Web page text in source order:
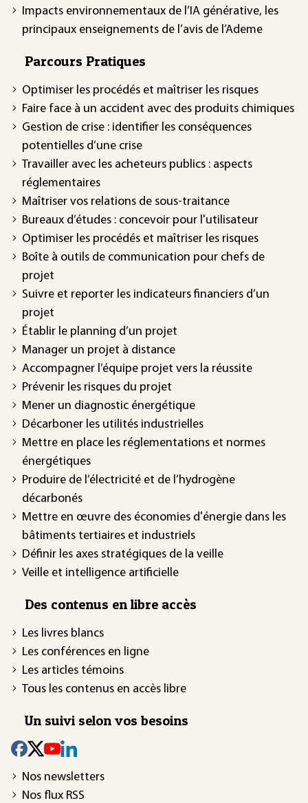
Impacts environnementaux de l’IA générative, les
principaux enseignements de l’avis de l’Ademe
Parcours Pratiques
Optimiser les procédés et maîtriser les risques
Faire face à un accident avec des produits chimiques
Gestion de crise : identifier les conséquences
potentielles d’une crise
Travailler avec les acheteurs publics : aspects
réglementaires
Maîtriser vos relations de sous-traitance
Bureaux d’études : concevoir pour l'utilisateur
Optimiser les procédés et maîtriser les risques
Boîte à outils de communication pour chefs de
projet
Suivre et reporter les indicateurs financiers d’un
projet
Établir le planning d’un projet
Manager un projet à distance
Accompagner l’équipe projet vers la réussite
Prévenir les risques du projet
Mener un diagnostic énergétique
Décarboner les utilités industrielles
Mettre en place les réglementations et normes
énergétiques
Produire de l’électricité et de l’hydrogène
décarbonés
Mettre en œuvre des économies d'énergie dans les
bâtiments tertiaires et industriels
Définir les axes stratégiques de la veille
Veille et intelligence artificielle
Des contenus en libre accès
Les livres blancs
Les conférences en ligne
Les articles témoins
Tous les contenus en accès libre
Un suivi selon vos besoins
Nos newsletters
Nos flux RSS